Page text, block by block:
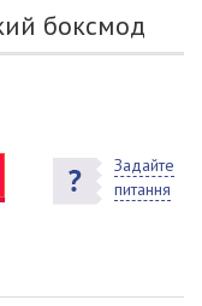
боксмод
Задайте
питання